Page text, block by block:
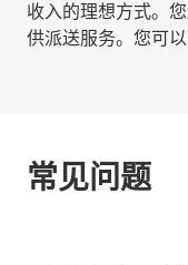
收入的理想方式。
供派送服务。您可
常见问题